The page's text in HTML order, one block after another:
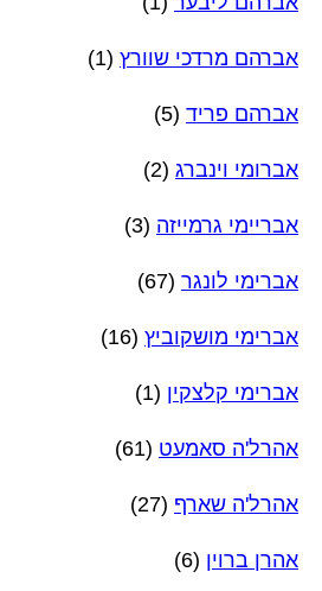
אברהם מרדכי שוורץ (1)
אברהם פריד (5)
אברומי וינברג (2)
אבריימי גרמייזה (3)
אברימי לונגר (67)
אברימי מושקוביץ (16)
אברימי קלצקין (1)
אהרל'ה סאמעט (61)
אהרל'ה שארף (27)
אהרן ברוין (6)